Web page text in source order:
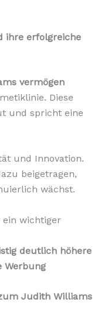
ihre erfolgreiche
vermögen
Diese
und spricht eine
und Innovation.
beigetragen,
wächst.
ein wichtiger
deutlich höhere
Werbung
Judith Williams